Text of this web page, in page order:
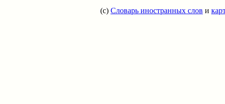
(c) Словарь иностранных слов и